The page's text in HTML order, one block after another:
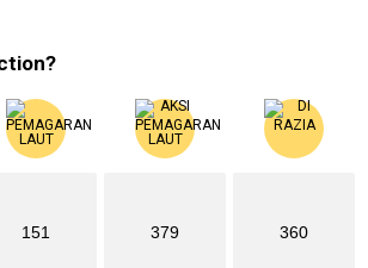
151 379 360